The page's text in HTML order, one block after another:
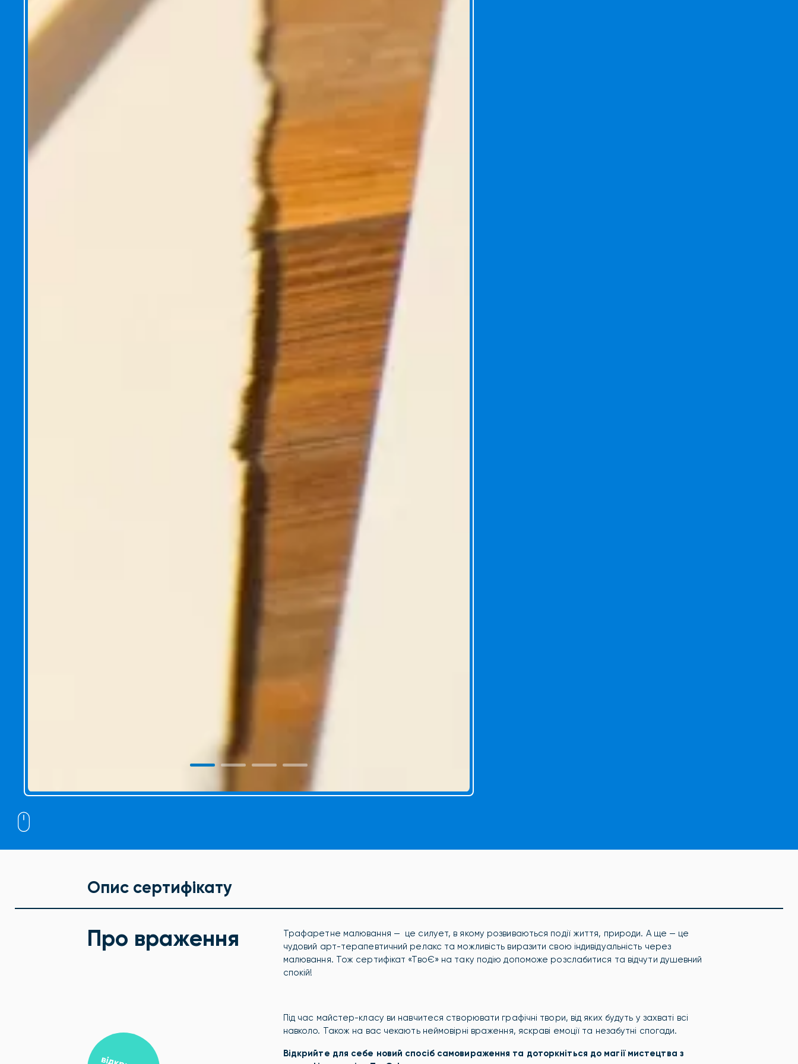
Опис сертифікату
Про враження
Трафаретне малювання — це силует, в якому розвиваються події життя, природи. А ще — це
чудовий арт-терапевтичний релакс та можливість виразити свою індивідуальність через
малювання. Тож сертифікат «ТвоЄ» на таку подію допоможе розслабитися та відчути душевний
спокій!
Під час майстер-класу ви навчитеся створювати графічні твори, від яких будуть у захваті всі
навколо. Також на вас чекають неймовірні враження, яскраві емоції та незабутні спогади.
Відкрийте для себе новий спосіб самовираження та доторкніться до магії мистецтва з